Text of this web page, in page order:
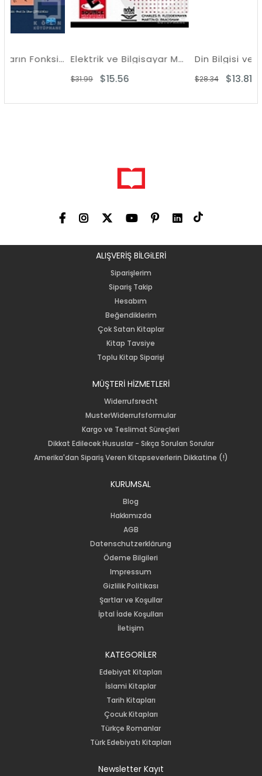
Evcil Hayvanların Fonksiyonel Anatomisi ve Fizyolojisi Elektrik ve Bilgisayar Mühendisliği'ne Giriş
$15.56 $13.81
ALIŞVERİŞ BİLGiLERİ
Siparişlerim
Sipariş Takip
Hesabım
Beğendiklerim
Çok Satan Kitaplar
Kitap Tavsiye
Toplu Kitap Siparişi
MÜŞTERİ HİZMETLERİ
Widerrufsrecht
MusterWiderrufsformular
Kargo ve Teslimat Süreçleri
Dikkat Edilecek Hususlar - Sıkça Sorulan Sorular
Amerika'dan Sipariş Veren Kitapseverlerin Dikkatine (!)
KURUMSAL
Blog
Hakkımızda
AGB
Datenschutzerklärung
Ödeme Bilgileri
Impressum
Gizlilik Politikası
Şartlar ve Koşullar
İptal İade Koşulları
İletişim
KATEGORİLER
Edebiyat Kitapları
İslami Kitaplar
Tarih Kitapları
Çocuk Kitapları
Türkçe Romanlar
Türk Edebiyatı Kitapları
Newsletter Kayıt